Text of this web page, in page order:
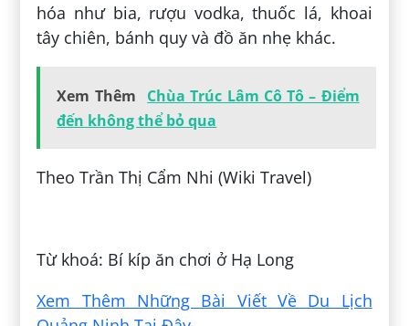
hóa như bia, rượu vodka, thuốc lá, khoai
tây chiên, bánh quy và đồ ăn nhẹ khác.
Xem Thêm
Chùa Trúc Lâm Cô Tô – Điểm
đến không thể bỏ qua
Theo Trần Thị Cẩm Nhi (Wiki Travel)
Từ khoá: Bí kíp ăn chơi ở Hạ Long
Xem Thêm Những Bài Viết Về Du Lịch